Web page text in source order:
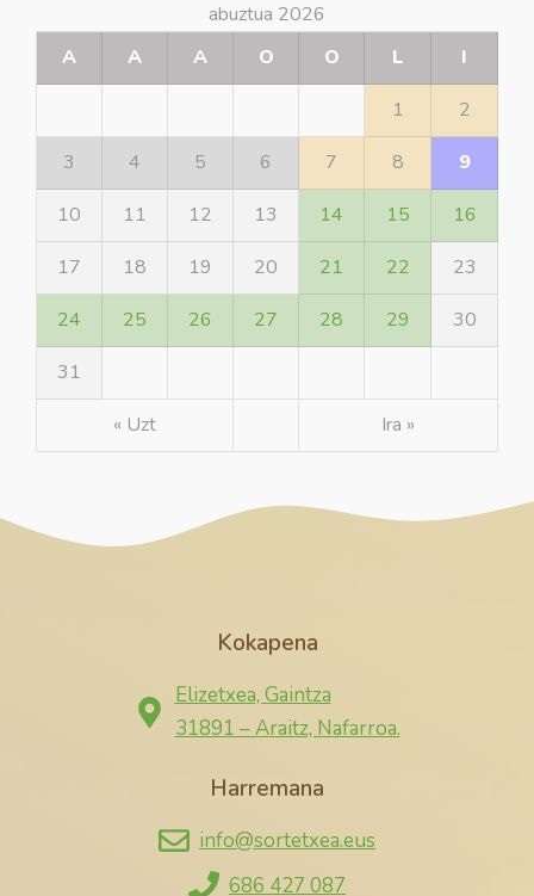
abuztua 2026
A
A A O O L
I
1
2
3
4 5 6 7 8
9
10
11 12 13 14 15
16
17
18 19 20 21 22
23
24
25 26 27 28 29
30
31
« Uzt
Ira »
Kokapena
Elizetxea, Gaintza
31891 – Araitz, Nafarroa.
Harremana
info@sortetxea.eus
686 427 087